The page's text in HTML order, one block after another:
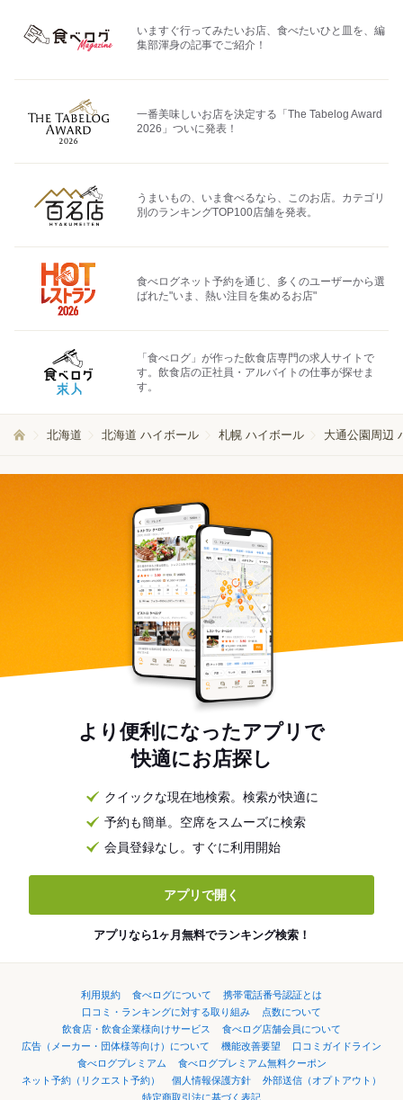
いますぐ行ってみたいお店、食べたいひと皿を、編
集部渾身の記事でご紹介！
一番美味しいお店を決定する「The Tabelog Award
2026」ついに発表！
うまいもの、いま食べるなら、このお店。カテゴリ
別のランキングTOP100店舗を発表。
食べログネット予約を通じ、多くのユーザーから選
ばれた"いま、熱い注目を集めるお店"
「食べログ」が作った飲食店専門の求人サイトで
す。飲食店の正社員・アルバイトの仕事が探せま
す。
北海道 北海道 ハイボール 札幌 ハイボール 大通公園周辺
より便利になったアプリで
快適にお店探し
クイックな現在地検索。検索が快適に
予約も簡単。空席をスムーズに検索
会員登録なし。すぐに利用開始
アプリで開く
アプリなら1ヶ月無料でランキング検索！
利用規約 食べログについて
携帯電話番号認証とは
口コミ・ランキングに対する取り組み
点数について
飲食店・飲食企業様向けサービス
食べログ店舗会員について
広告（メーカー・団体様等向け）について
機能改善要望
口コミガイドライン
食べログプレミアム
食べログプレミアム無料クーポン
ネット予約（リクエスト予約）
個人情報保護方針
外部送信（オプトアウト）
特定商取引法に基づく表記